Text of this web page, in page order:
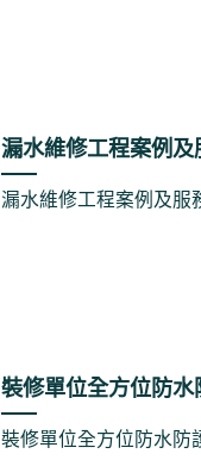
漏水維修工程案例及
漏水維修工程案例及服
裝修單位全方位防水
裝修單位全方位防水防